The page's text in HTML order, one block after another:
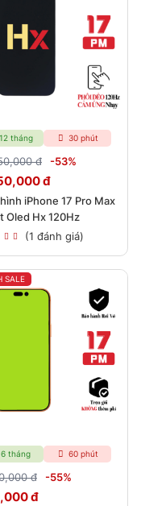
12 tháng 30 phút
đ -53%
đ
iPhone 17 Pro Max
Oled Hx 120Hz
(1 đánh giá)
SALE
6 tháng 60 phút
đ -55%
đ